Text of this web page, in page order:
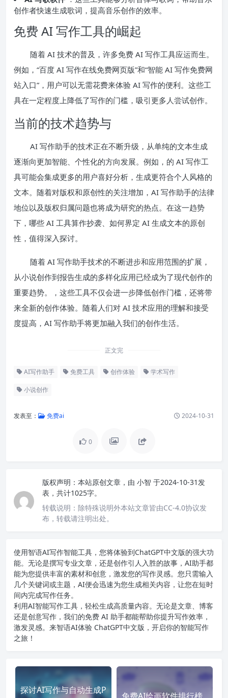
创作者快速生成歌词，提高音乐创作的效率。
免费 AI 写作工具的崛起
随着 AI 技术的普及，许多免费 AI 写作工具应运而生。
例如，“百度 AI 写作在线免费网页版”和“智能 AI 写作免费网
站入口”，用户可以无需花费来体验 AI 写作的便利。这些工
具在一定程度上降低了写作的门槛，吸引更多人尝试创作。
当前的技术趋势与
AI 写作助手的技术正在不断升级，从单纯的文本生成
逐渐向更加智能、个性化的方向发展。例如，的 AI 写作工
具可能会集成更多的用户喜好分析，生成更符合个人风格的
文本。随着对版权和原创性的关注增加，AI 写作助手的法律
地位以及版权归属问题也将成为研究的热点。在这一趋势
下，哪些 AI 工具算作抄袭、如何界定 AI 生成文本的原创
性，值得深入探讨。
随着 AI 写作助手技术的不断进步和应用范围的扩展，
从小说创作到报告生成的多样化应用已经成为了现代创作的
重要趋势。，这些工具不仅会进一步降低创作门槛，还将带
来全新的创作体验。随着人们对 AI 技术应用的理解和接受
度提高，AI 写作助手将更加融入我们的创作生活。
正文完
AI写作助手 免费工具 创作体验 学术写作
小说创作
发表至： 免费ai 2024-10-31
0
版权声明： 本站原创文章，由 小智 于2024-10-31发
表，共计1025字。
转载说明： 除特殊说明外本站文章皆由CC-4.0协议发
布，转载请注明出处。
使用智语AI写作智能工具，您将体验到ChatGPT中文版的强大功
能。无论是撰写专业文章，还是创作引人入胜的故事，AI助手都
能为您提供丰富的素材和创意，激发您的写作灵感。您只需输入
几个关键词或主题，AI便会迅速为您生成相关内容，让您在短时
间内完成写作任务。
利用AI智能写作工具，轻松生成高质量内容。无论是文章、博客
还是创意写作，我们的免费 AI 助手都能帮助你提升写作效率，
激发灵感。来智语AI体验 ChatGPT中文版 ，开启你的智能写作
之旅！
探讨AI写作与自动生成P
免费AI绘画软件排行榜